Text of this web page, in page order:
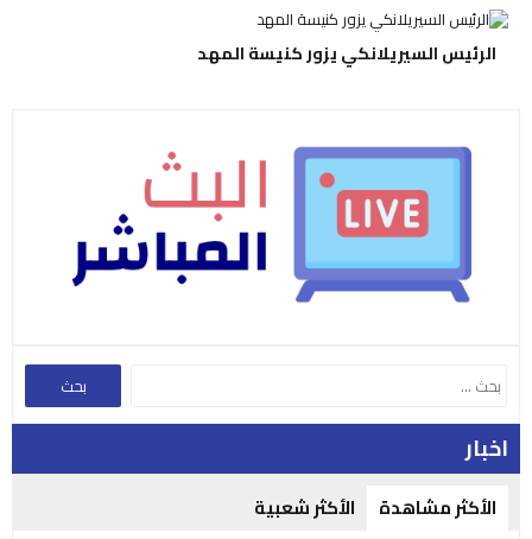
الرئيس السيريلانكي يزور كنيسة المهد
اخبار
الأكثر مشاهدة الأكثر شعبية